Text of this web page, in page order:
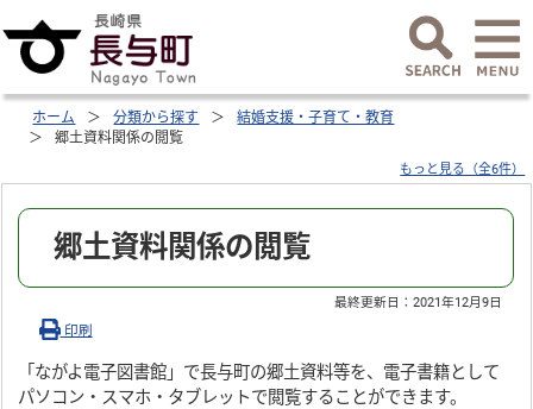
ホーム 分類から探す
結婚支援・子育て・教育
郷土資料関係の閲覧
もっと見る（全6件）
郷土資料関係の閲覧
最終更新日：2021年12月9日
印刷
「ながよ電子図書館」で長与町の郷土資料等を、電子書籍として
パソコン・スマホ・タブレットで閲覧することができます。